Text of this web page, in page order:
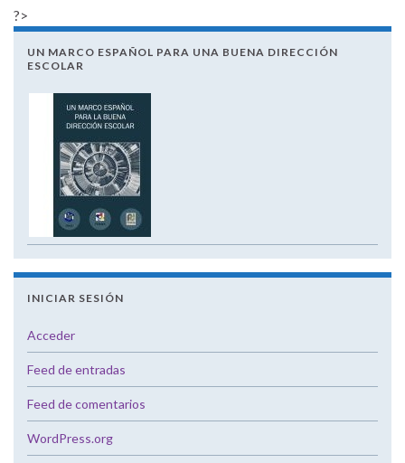
?>
UN MARCO ESPAÑOL PARA UNA BUENA DIRECCIÓN
ESCOLAR
INICIAR SESIÓN
Acceder
Feed de entradas
Feed de comentarios
WordPress.org